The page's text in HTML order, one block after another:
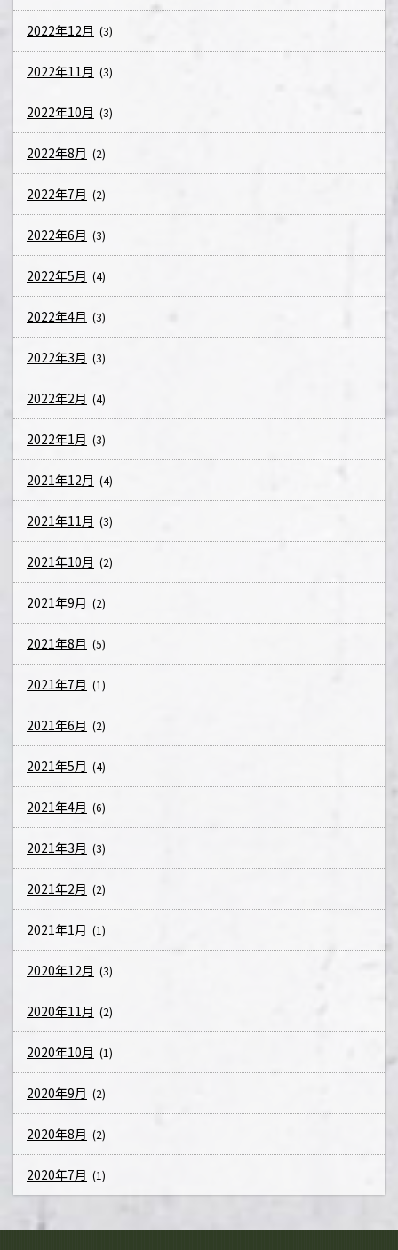
2022年12月 (3)
2022年11月 (3)
2022年10月 (3)
2022年8月 (2)
2022年7月 (2)
2022年6月 (3)
2022年5月 (4)
2022年4月 (3)
2022年3月 (3)
2022年2月 (4)
2022年1月 (3)
2021年12月 (4)
2021年11月 (3)
2021年10月 (2)
2021年9月 (2)
2021年8月 (5)
2021年7月 (1)
2021年6月 (2)
2021年5月 (4)
2021年4月 (6)
2021年3月 (3)
2021年2月 (2)
2021年1月 (1)
2020年12月 (3)
2020年11月 (2)
2020年10月 (1)
2020年9月 (2)
2020年8月 (2)
2020年7月 (1)